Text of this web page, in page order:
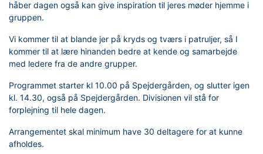
håber dagen også kan give inspiration til jeres møder hjemme i
gruppen.
Vi kommer til at blande jer på kryds og tværs i patruljer, så I
kommer til at lære hinanden bedre at kende og samarbejde
med ledere fra de andre grupper.
Programmet starter kl 10.00 på Spejdergården, og slutter igen
kl. 14.30, også på Spejdergården. Divisionen vil stå for
forplejning til hele dagen.
Arrangementet skal minimum have 30 deltagere for at kunne
afholdes.